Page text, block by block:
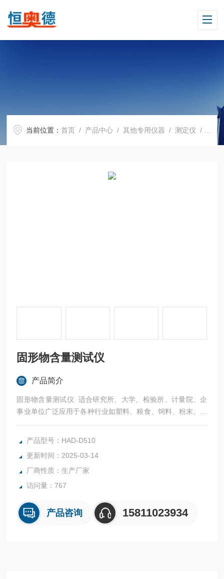
当前位置：首页 / 产品中心 /其他专用仪器 /测定仪 / HAD-D510固形物含量测试仪
固形物含量测试仪
产品简介
固形物含量测试仪 适合研究所、大学、检验所、计量院、企
事业单位广泛应用于各种行业如塑料、粮食、饲料、粉末、烟
草、造纸、食品（脱水蔬菜、肉类、面条、面粉、饼干、馅
饼、水产加工）、茶叶、饮料、谷物、化工原料、制药、纺织
产品型号：HAD-D510
更新时间：2025-03-14
厂商性质：生产厂家
访问量：767
产品咨询 15811023934